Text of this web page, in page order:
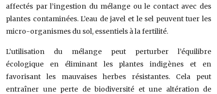
affectés par l’ingestion du mélange ou le contact avec des
plantes contaminées. L’eau de javel et le sel peuvent tuer les
micro-organismes du sol, essentiels à la fertilité.
L’utilisation du mélange peut perturber l’équilibre
écologique en éliminant les plantes indigènes et en
favorisant les mauvaises herbes résistantes. Cela peut
entraîner une perte de biodiversité et une altération de